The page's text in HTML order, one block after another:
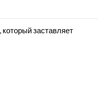
заставляет